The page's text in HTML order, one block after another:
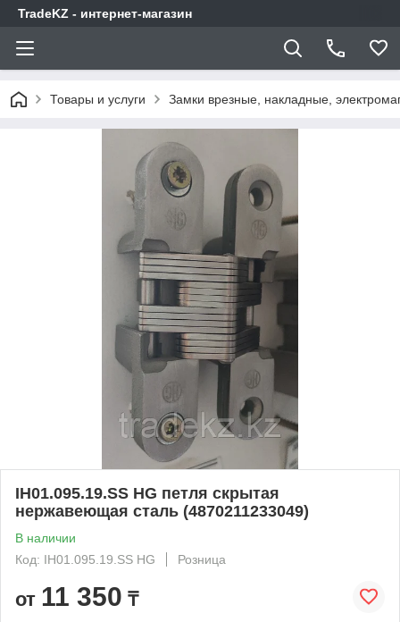
TradeKZ - интернет-магазин
Товары и услуги Замки врезные, накладные,
IH01.095.19.SS HG петля скрытая
нержавеющая сталь (4870211233049)
В наличии
Код: IH01.095.19.SS HG
Розница
от 11 350 ₸